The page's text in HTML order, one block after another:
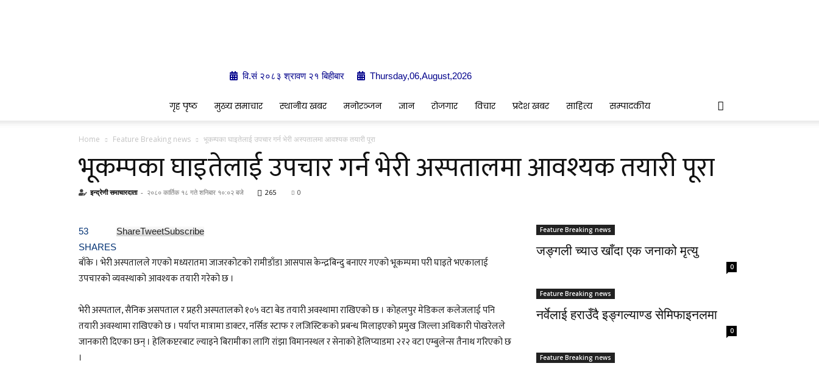
Indrenionline.com
वि.सं २०८३ श्रावण २१ बिहीबार Thursday,06,August,2026
गृह पृष्ठ मुख्य समाचार स्थानीय खबर मनोरञ्जन ज्ञान रोजगार विचार प्रदेश खबर साहित्य सम्पादकीय
Home Feature Breaking news भूकम्पका घाइतेलाई उपचार गर्न भेरी अस्पतालमा आवश्यक तयारी पूरा
भूकम्पका घाइतेलाई उपचार गर्न भेरी अस्पतालमा आवश्यक तयारी पूरा
इन्द्रेणी समाचारदाता - २०८० कार्तिक १८ गते शनिबार १०:०२ बजे 265 0
53
SHARES
ShareTweetSubscribe
बाँके । भेरी अस्पतालले गएको मध्यरातमा जाजरकोटको रामीडाँडा आसपास केन्द्रबिन्दु बनाएर गएको भूकम्पमा परी घाइते भएकालाई
उपचारको व्यवस्थाको आवश्यक तयारी गरेको छ ।
भेरी अस्पताल, सैनिक असपताल र प्रहरी अस्पतालको १०५ वटा बेड तयारी अवस्थामा राखिएको छ । कोहलपुर मेडिकल कलेजलाई पनि
तयारी अवस्थामा राखिएको छ । पर्याप्त मात्रामा डाक्टर, नर्सिङ स्टाफ र लजिस्टिकको प्रबन्ध मिलाइएको प्रमुख जिल्ला अधिकारी पोखरेलले
जानकारी दिएका छन् । हेलिकप्टरबाट ल्याइने बिरामीका लागि रांझा विमानस्थल र सेनाको हेलिप्याडमा २र२ वटा एम्बुलेन्स तैनाथ गरिएको छ
।
Feature Breaking news
जङ्गली च्याउ खाँदा एक जनाको मृत्यु
0
Feature Breaking news
नर्वेलाई हराउँदै इङ्गल्याण्ड सेमिफाइनलमा
0
Feature Breaking news